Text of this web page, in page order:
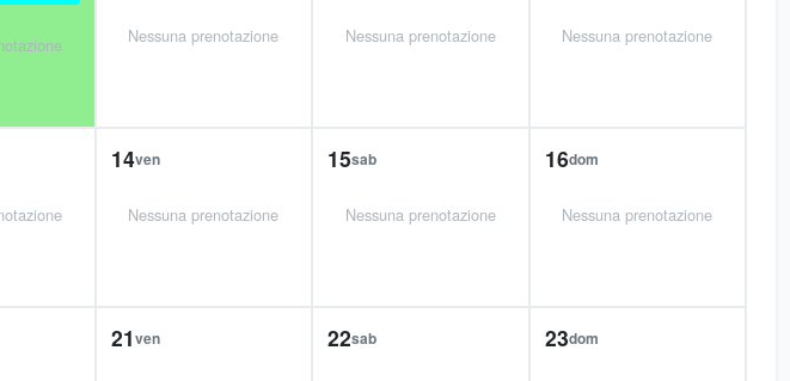
Nessuna prenotazione Nessuna prenotazione Nessuna prenotazione
14ven
Nessuna prenotazione
15sab
Nessuna prenotazione
16dom
Nessuna prenotazione
21ven 22sab 23dom